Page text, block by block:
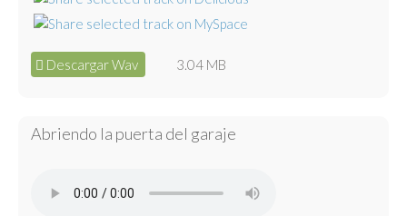
Descargar Wav 3.04 MB
Abriendo la puerta del garaje